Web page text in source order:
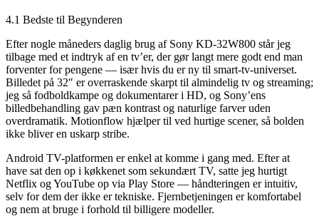
4.1 Bedste til Begynderen
Efter nogle måneders daglig brug af Sony KD-32W800 står jeg
tilbage med et indtryk af en tv’er, der gør langt mere godt end man
forventer for pengene — især hvis du er ny til smart-tv-universet.
Billedet på 32″ er overraskende skarpt til almindelig tv og streaming;
jeg så fodboldkampe og dokumentarer i HD, og Sony’ens
billedbehandling gav pæn kontrast og naturlige farver uden
overdramatik. Motionflow hjælper til ved hurtige scener, så bolden
ikke bliver en uskarp stribe.
Android TV-platformen er enkel at komme i gang med. Efter at
have sat den op i køkkenet som sekundært TV, satte jeg hurtigt
Netflix og YouTube op via Play Store — håndteringen er intuitiv,
selv for dem der ikke er tekniske. Fjernbetjeningen er komfortabel
og nem at bruge i forhold til billigere modeller.